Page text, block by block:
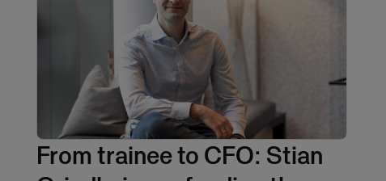
From trainee to CFO: Stian